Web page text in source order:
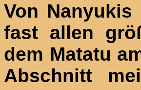
Von
fast allen
dem Matatu
Abschnitt